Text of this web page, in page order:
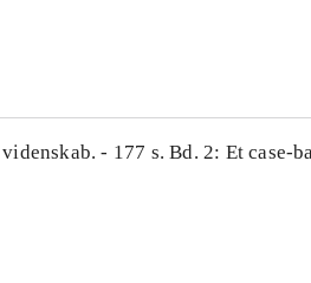
- 177 s. Bd. 2: Et